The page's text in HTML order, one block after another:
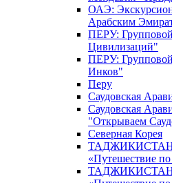
ОАЭ:
Арабским
ПЕРУ:
Цивилизаций"
ПЕРУ:
Инков"
Перу
Саудовская
Саудовская
"Открываем
Северная Корея
ТАДЖИКИСТАН
«Путешествие
ТАДЖИКИСТАН